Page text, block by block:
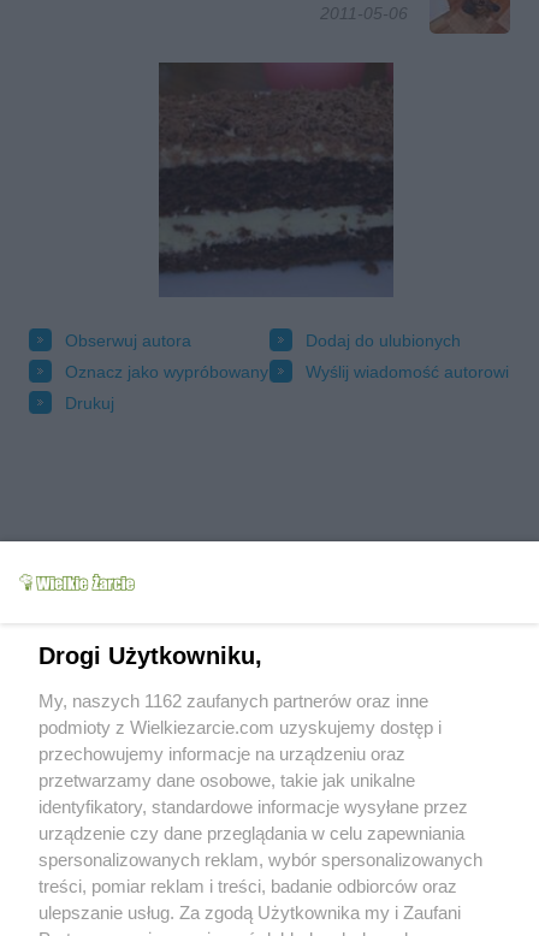
2011-05-06
Obserwuj autora
Dodaj do ulubionych
Oznacz jako wypróbowany
Wyślij wiadomość autorowi
Drukuj
Grupy: Ciasta
Ciasta warstwowe
Ciasta z kakao i czekoladą
Tagi:
kawa krem placek więcej tagów
Zobacz wszystkie komentarze (3
agniesiaz24 (2011-05-06 21:41)
A blaszka standardowa prostokatna?
Drogi Użytkowniku,
My, naszych 1162 zaufanych partnerów oraz inne
podmioty z Wielkiezarcie.com uzyskujemy dostęp i
przechowujemy informacje na urządzeniu oraz
przetwarzamy dane osobowe, takie jak unikalne
identyfikatory, standardowe informacje wysyłane przez
urządzenie czy dane przeglądania w celu zapewniania
spersonalizowanych reklam, wybór spersonalizowanych
treści, pomiar reklam i treści, badanie odbiorców oraz
ulepszanie usług. Za zgodą Użytkownika my i Zaufani